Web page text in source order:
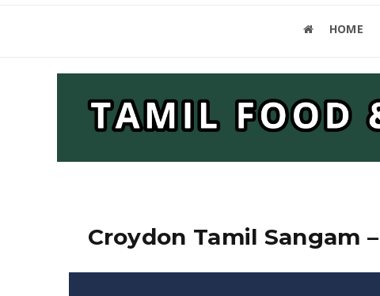
HOME
Croydon Tamil Sangam